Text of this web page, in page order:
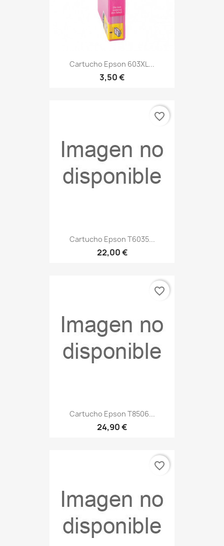
Cartucho Epson 603XL...
3,50 €
Cartucho Epson T6035...
22,00 €
favorite_border
Cartucho Epson T8506...
24,90 €
favorite_border
favorite_border